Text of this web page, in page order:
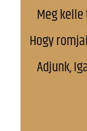
Meg
Hogy
Adjunk,